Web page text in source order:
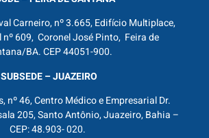
Carneiro, nº 3.665, Edifício Multiplace,
nº 609, Coronel José Pinto, Feira de
BA. CEP 44051-900.
SUBSEDE – JUAZEIRO
nº 46, Centro Médico e Empresarial Dr.
205, Santo Antônio, Juazeiro, Bahia –
CEP: 48.903- 020.